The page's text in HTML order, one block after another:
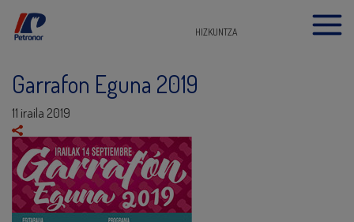
HIZKUNTZA
Garrafon Eguna 2019
11 iraila 2019